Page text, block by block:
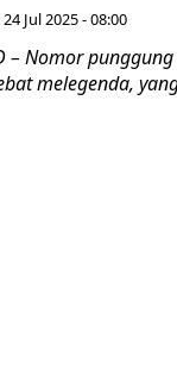
Jul 2025 - 08:00
– Nomor
melegenda,